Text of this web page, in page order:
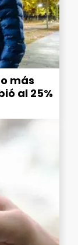
más
al 25%